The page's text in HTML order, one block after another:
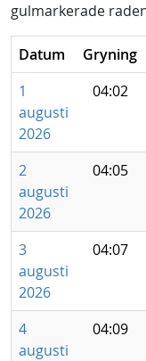
gulmarkerade
Datum Gryning
1
augusti
2026
04:02
2
augusti
2026
04:05
3
augusti
2026
04:07
4
augusti
04:09